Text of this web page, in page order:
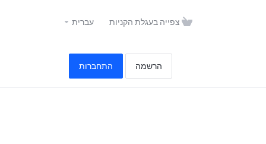
צפייה בעגלת הקניות עברית
הרשמה התחברות